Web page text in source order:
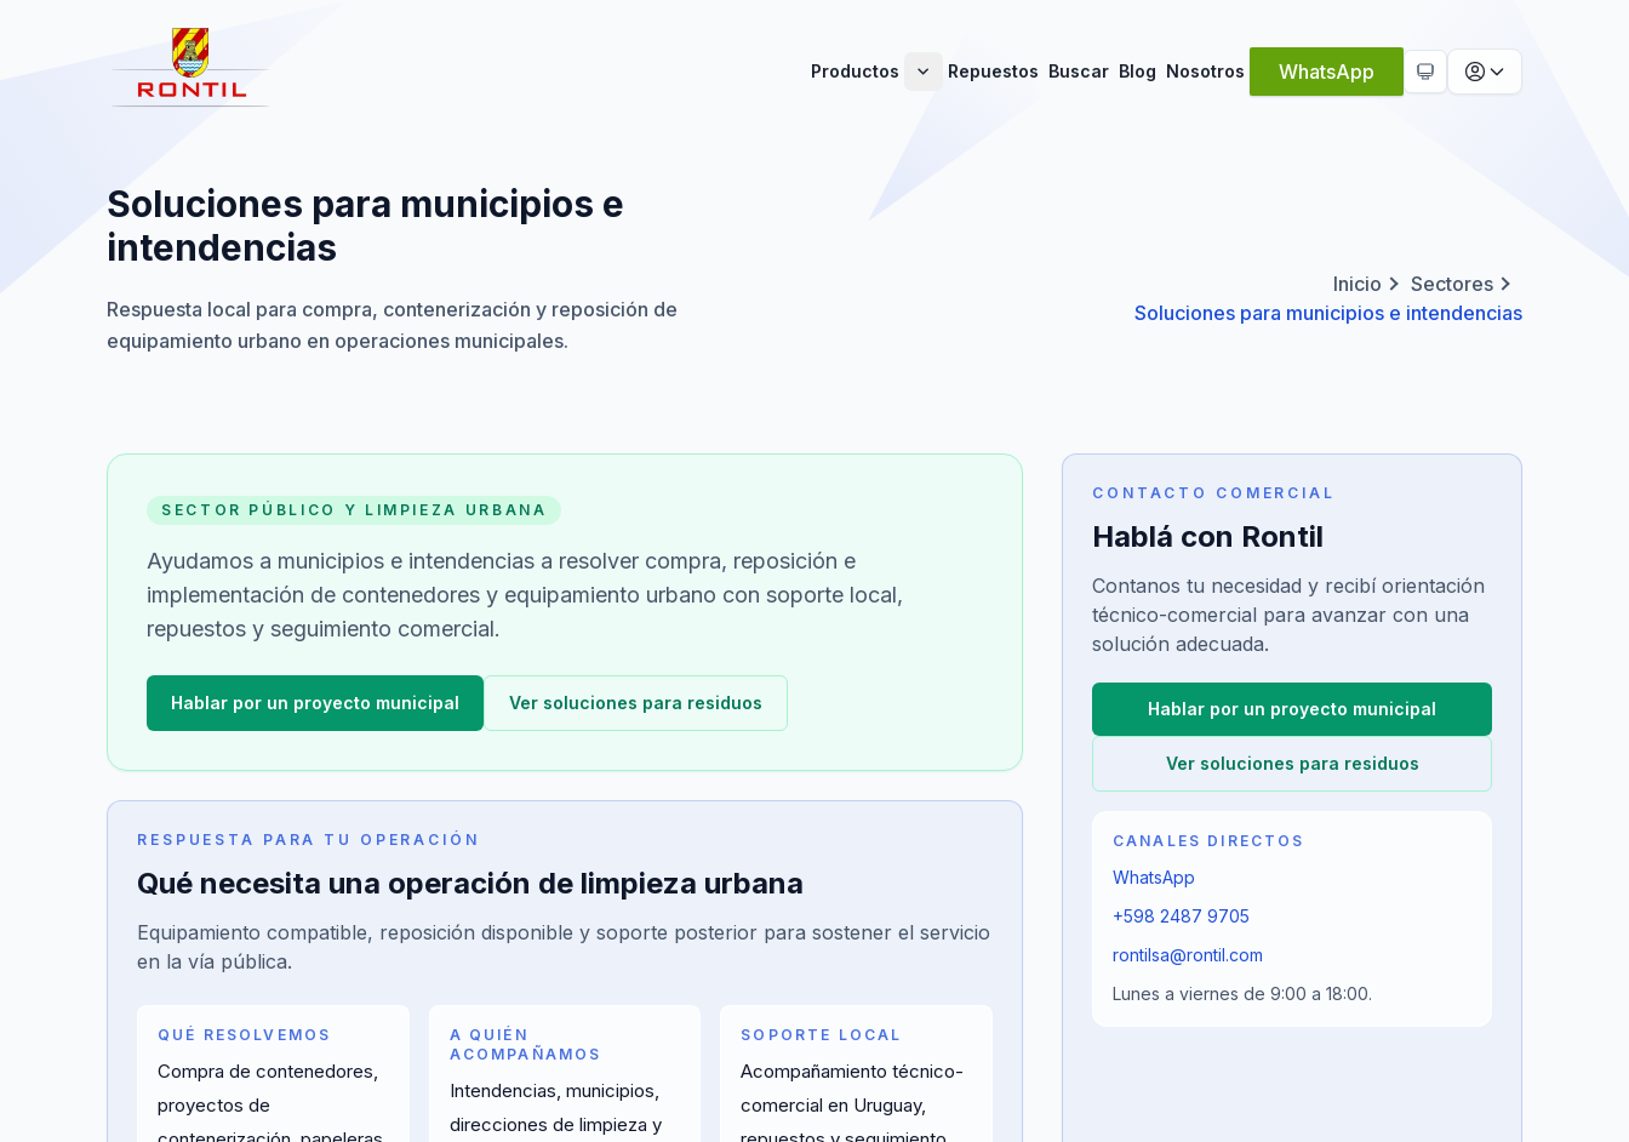
Productos Repuestos Buscar Blog Nosotros WhatsApp Tema activo:
Soluciones para municipios e
intendencias
Respuesta local para compra, contenerización y reposición de
equipamiento urbano en operaciones municipales.
Inicio
Sectores
Soluciones para municipios e intendencias
SECTOR PÚBLICO Y LIMPIEZA URBANA
Ayudamos a municipios e intendencias a resolver compra, reposición e
implementación de contenedores y equipamiento urbano con soporte local,
repuestos y seguimiento comercial.
Hablar por un proyecto municipal Ver soluciones para residuos
RESPUESTA PARA TU OPERACIÓN
Qué necesita una operación de limpieza urbana
Equipamiento compatible, reposición disponible y soporte posterior para sostener el servicio
en la vía pública.
QUÉ RESOLVEMOS
Compra de contenedores,
proyectos de
A QUIÉN
ACOMPAÑAMOS
Intendencias, municipios,
direcciones de limpieza y
SOPORTE LOCAL
Acompañamiento técnico-
comercial en Uruguay,
CONTACTO COMERCIAL
Hablá con Rontil
Contanos tu necesidad y recibí orientación
técnico-comercial para avanzar con una
solución adecuada.
Hablar por un proyecto municipal
Ver soluciones para residuos
CANALES DIRECTOS
WhatsApp
+598 2487 9705
rontilsa@rontil.com
Lunes a viernes de 9:00 a 18:00.